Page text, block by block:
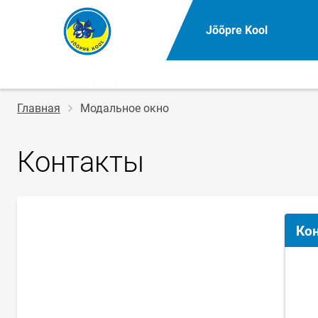
Jõõpre Kool
Строка
Главная Модальное окно
Контакты